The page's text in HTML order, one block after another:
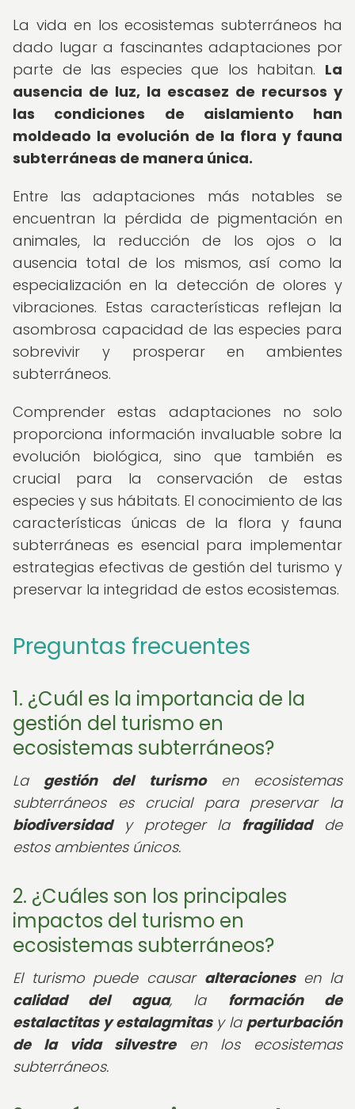
La vida en los ecosistemas subterráneos ha
dado lugar a fascinantes adaptaciones por
parte de las especies que los habitan. La
ausencia de luz, la escasez de recursos y
las condiciones de aislamiento han
moldeado la evolución de la flora y fauna
subterráneas de manera única.
Entre las adaptaciones más notables se
encuentran la pérdida de pigmentación en
animales, la reducción de los ojos o la
ausencia total de los mismos, así como la
especialización en la detección de olores y
vibraciones. Estas características reflejan la
asombrosa capacidad de las especies para
sobrevivir y prosperar en ambientes
subterráneos.
Comprender estas adaptaciones no solo
proporciona información invaluable sobre la
evolución biológica, sino que también es
crucial para la conservación de estas
especies y sus hábitats. El conocimiento de las
características únicas de la flora y fauna
subterráneas es esencial para implementar
estrategias efectivas de gestión del turismo y
preservar la integridad de estos ecosistemas.
Preguntas frecuentes
1. ¿Cuál es la importancia de la
gestión del turismo en
ecosistemas subterráneos?
La gestión del turismoen ecosistemas
subterráneos es crucial para preservar la
biodiversidady proteger la fragilidadde
estos ambientes únicos.
2. ¿Cuáles son los principales
impactos del turismo en
ecosistemas subterráneos?
El turismo puede causar alteracionesen la
calidad del agua, la formación de
estalactitas y estalagmitasy la perturbación
de la vida silvestreen los ecosistemas
subterráneos.